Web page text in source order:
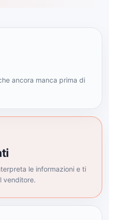
ancora manca prima di
le informazioni e ti
venditore.